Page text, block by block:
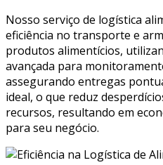
Nosso serviço de logística
eficiência no transporte e
produtos alimentícios,
avançada para
assegurando entregas
ideal, o que reduz
recursos, resultando em
para seu negócio.